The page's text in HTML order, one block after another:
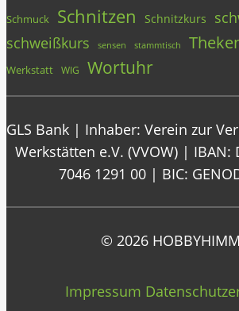
Schmuck Schnitzen Schnitzkurs
schweißkurs sensen stammtisch
Werkstatt WIG Wortuhr
GLS Bank | Inhaber: Verein zur
Werkstätten e.V. (VVOW) | IBAN:
7046 1291 00 | BIC:
© 2026
Impressum